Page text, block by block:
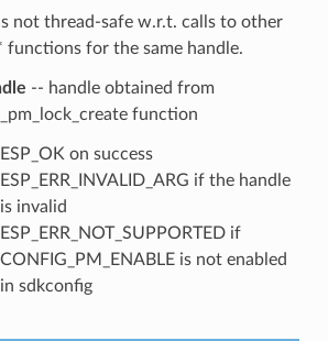
not thread-safe w.r.t. calls to other
functions for the same handle.
-- handle obtained from
function
ESP_OK on success
ESP_ERR_INVALID_ARG if the handle
is invalid
ESP_ERR_NOT_SUPPORTED if
CONFIG_PM_ENABLE is not enabled
in sdkconfig